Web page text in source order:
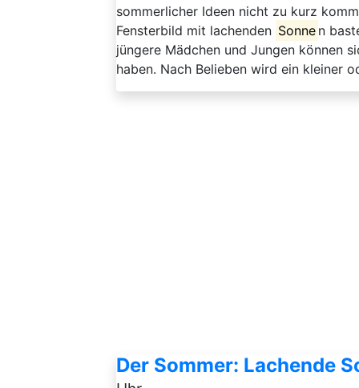
sommerlicher Ideen nicht zu kurz
Fensterbild mit lachenden Sonne n
jüngere Mädchen und Jungen können
haben. Nach Belieben wird ein kleiner
Der Sommer: Lachende